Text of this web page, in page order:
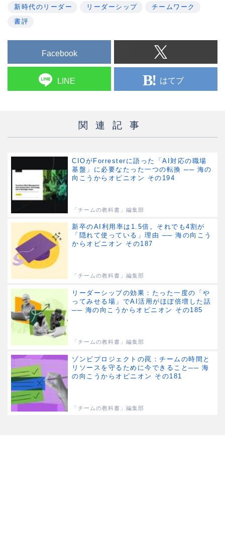
新時代のリーダー リーダーシップ
チームワーク
書評
Facebook
LINE はてブ
関連記事
CIOがForresterに語った「AI対応の職場
基盤」に必要なたった一つの転換 ── 海の
向こうからオピニオン その194
「チームの教科書」編集部
新卒のAI利用率は1.5倍。それでも4割が
「隠れて使っている」理由 ── 海の向こう
からオピニオン その187
「チームの教科書」編集部
リーダーシップの効果：たった一度の「や
ってみせる場」でAI活用がほぼ倍増した話
── 海の向こうからオピニオン その185
「チームの教科書」編集部
ゾンビプロジェクトの罠：チームの時間と
リソースを守るために今できること── 海
の向こうからオピニオン その181
「チームの教科書」編集部